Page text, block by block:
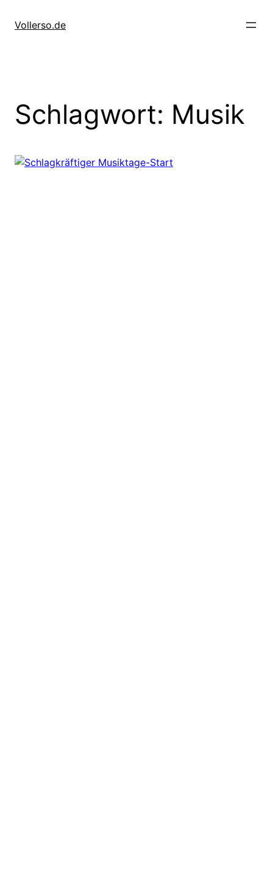
InhaltVollerso.de
Schlagwort: Musik